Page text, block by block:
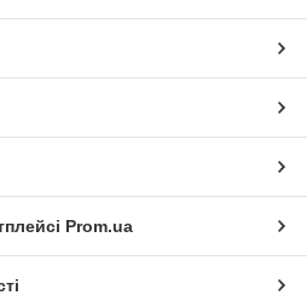
Prom.ua